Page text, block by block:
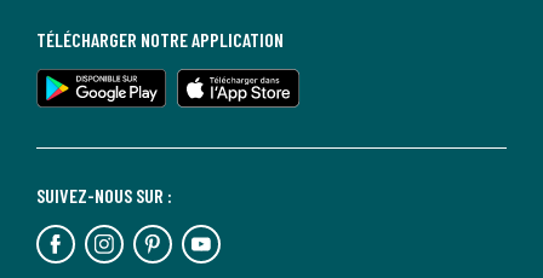
SUIVEZ-NOUS SUR :
TÉLÉCHARGER NOTRE APPLICATION